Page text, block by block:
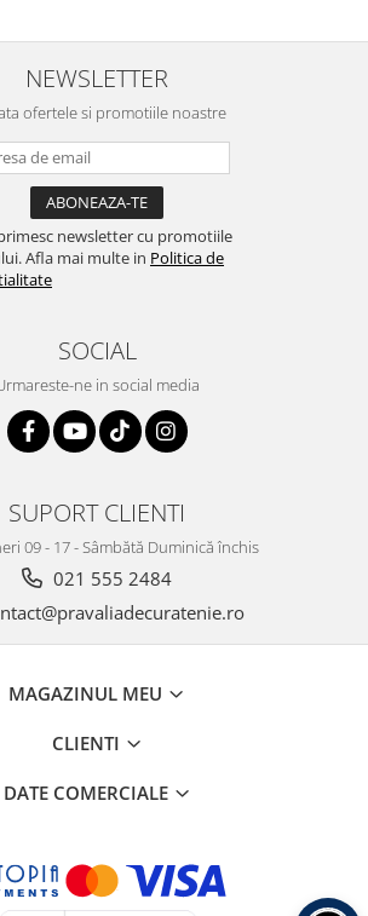
NEWSLETTER
ofertele si promotiile noastre
newsletter cu promotiile
Afla mai multe in Politica de
SOCIAL
ne in social media
SUPORT CLIENTI
09 - 17 - Sâmbătă Duminică închis
021 555 2484
MAGAZINUL MEU
CLIENTI
DATE COMERCIALE